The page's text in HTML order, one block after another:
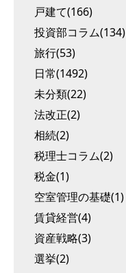
戸建て(166)
投資部コラム(134)
旅行(53)
日常(1492)
未分類(22)
法改正(2)
相続(2)
税理士コラム(2)
税金(1)
空室管理の基礎(1)
賃貸経営(4)
資産戦略(3)
選挙(2)